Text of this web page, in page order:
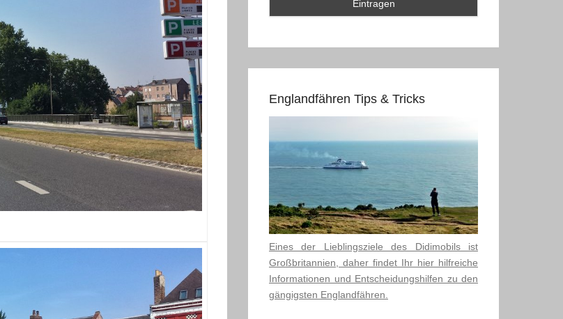
Englandfähren Tips & Tricks
Eines der Lieblingsziele des Didimobils ist
Großbritannien, daher findet Ihr hier hilfreiche
Informationen und Entscheidungshilfen zu den
gängigsten Englandfähren.